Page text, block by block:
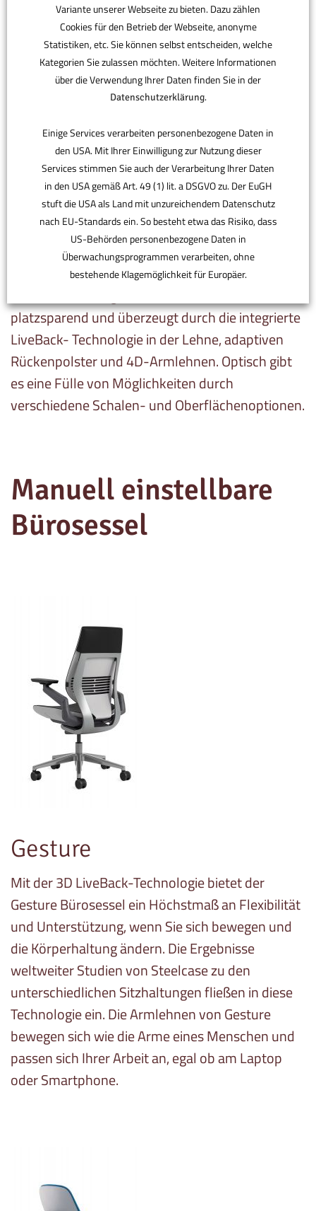
Steelcase Series 1
Ein erstklassiger, ergonomischer Bürostuhl mit
platzsparend und überzeugt durch die integrierte
LiveBack- Technologie in der Lehne, adaptiven
Rückenpolster und 4D-Armlehnen. Optisch gibt
es eine Fülle von Möglichkeiten durch
verschiedene Schalen- und Oberflächenoptionen.
Manuell einstellbare
Bürosessel
Gesture
Mit der 3D LiveBack-Technologie bietet der
Gesture Bürosessel ein Höchstmaß an Flexibilität
und Unterstützung, wenn Sie sich bewegen und
die Körperhaltung ändern. Die Ergebnisse
weltweiter Studien von Steelcase zu den
unterschiedlichen Sitzhaltungen fließen in diese
Technologie ein. Die Armlehnen von Gesture
bewegen sich wie die Arme eines Menschen und
passen sich Ihrer Arbeit an, egal ob am Laptop
oder Smartphone.
Variante unserer Webseite zu bieten. Dazu zählen
Cookies für den Betrieb der Webseite, anonyme
Statistiken, etc. Sie können selbst entscheiden, welche
Kategorien Sie zulassen möchten. Weitere Informationen
über die Verwendung Ihrer Daten finden Sie in der
Datenschutzerklärung.
Einige Services verarbeiten personenbezogene Daten in
den USA. Mit Ihrer Einwilligung zur Nutzung dieser
Services stimmen Sie auch der Verarbeitung Ihrer Daten
in den USA gemäß Art. 49 (1) lit. a DSGVO zu. Der EuGH
stuft die USA als Land mit unzureichendem Datenschutz
nach EU-Standards ein. So besteht etwa das Risiko, dass
US-Behörden personenbezogene Daten in
Überwachungsprogrammen verarbeiten, ohne
bestehende Klagemöglichkeit für Europäer.
ANPASSEN AKZEPTIEREN